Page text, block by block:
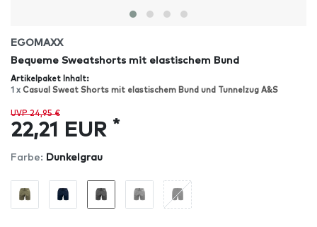
EGOMAXX
Bequeme Sweatshorts mit elastischem Bund
Artikelpaket Inhalt:
1 x Casual Sweat Shorts mit elastischem Bund und Tunnelzug A&S
UVP 24,95 €
22,21 EUR *
Farbe: Dunkelgrau